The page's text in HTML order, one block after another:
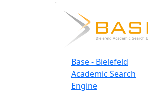
Base - Bielefeld
Academic Search
Engine